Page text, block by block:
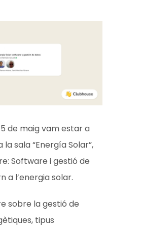
de maig vam estar a
la sala “Energía Solar”,
Software i gestió de
a l’energia solar.
sobre la gestió de
tipus